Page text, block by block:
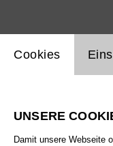
Biographie
Einstellung
Cookies
UNSERE
Damit unsere Webseite